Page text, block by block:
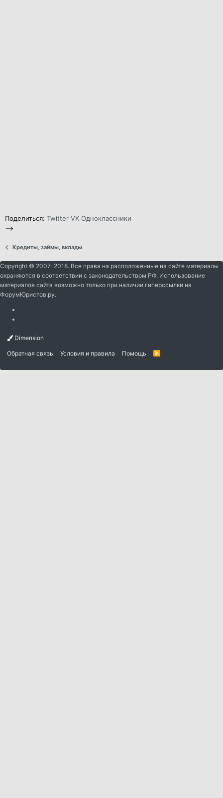
Поделиться: Twitter VK Одноклассники
-->
Кредиты, займы, вклады
Copyright © 2007-2018. Все права на расположенные на сайте материалы
охраняются в соответствии с законодательством РФ. Использование
материалов сайта возможно только при наличии гиперссылки на
ФорумЮристов.ру.
Dimension
Обратная связь Условия и правила Помощь